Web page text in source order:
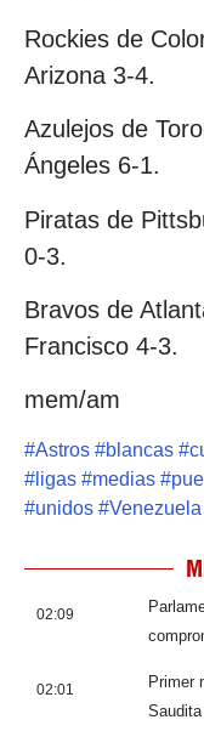
Rockies de
Arizona 3-4.
Azulejos de
Ángeles 6-1.
Piratas de
0-3.
Bravos de
Francisco 4-3.
mem/am
#Astros #blancas #
# ligas #medias #
#unidos #Venezuela
02:09
02:01
Primer
Saudita